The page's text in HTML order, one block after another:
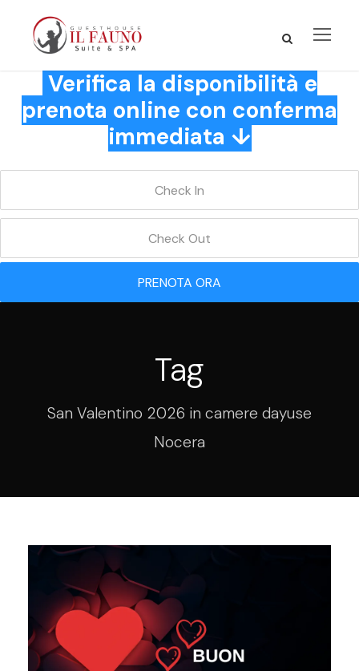
Verifica la disponibilità e
prenota online con conferma
immediata ↓
PRENOTA ORA
Tag
San Valentino 2026 in camere dayuse
Nocera